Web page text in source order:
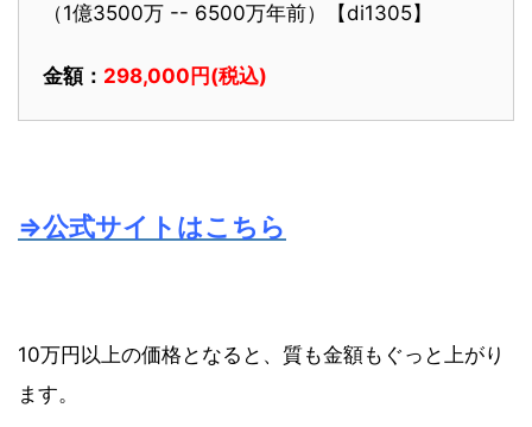
（1億3500万 -- 6500万年前）【di1305】
金額： 298,000円(税込)
⇒公式サイトはこちら
10万円以上の価格となると、質も金額もぐっと上がり
ます。